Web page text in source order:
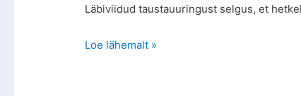
Läbiviidud taustauuringust selgus, et
Loe lähemalt »